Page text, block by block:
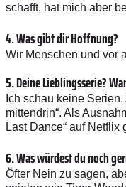
schafft, hat mich aber
4. Was gibt dir Hoffnung?
Wir Menschen und vor
5. Deine Lieblingsserie?
Ich schau keine
mittendrin“. Als
Last Dance“ auf Netflix
6. Was würdest du noch
Öfter Nein zu sagen,